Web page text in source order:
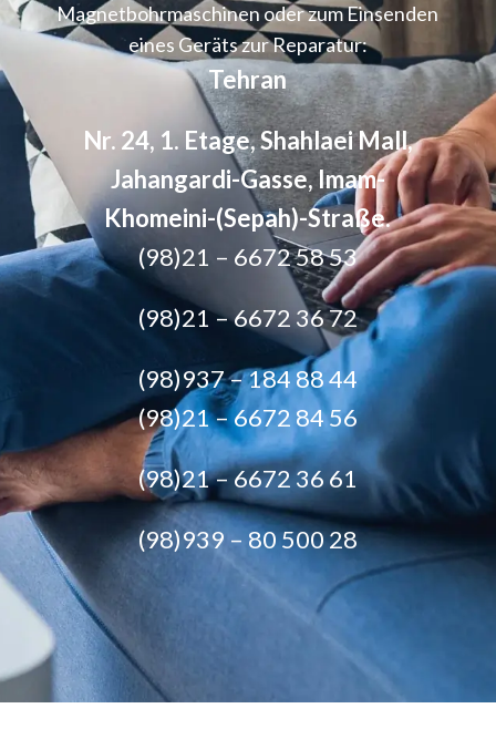
Magnetbohrmaschinen oder zum Einsenden
eines Geräts zur Reparatur:
Tehran
Nr. 24, 1. Etage, Shahlaei Mall,
Jahangardi-Gasse, Imam-
Khomeini-(Sepah)-Straße.
(98)21 – 6672 58 53
(98)21 – 6672 36 72
(98)937 – 184 88 44
(98)21 – 6672 84 56
(98)21 – 6672 36 61
(98)939 – 80 500 28